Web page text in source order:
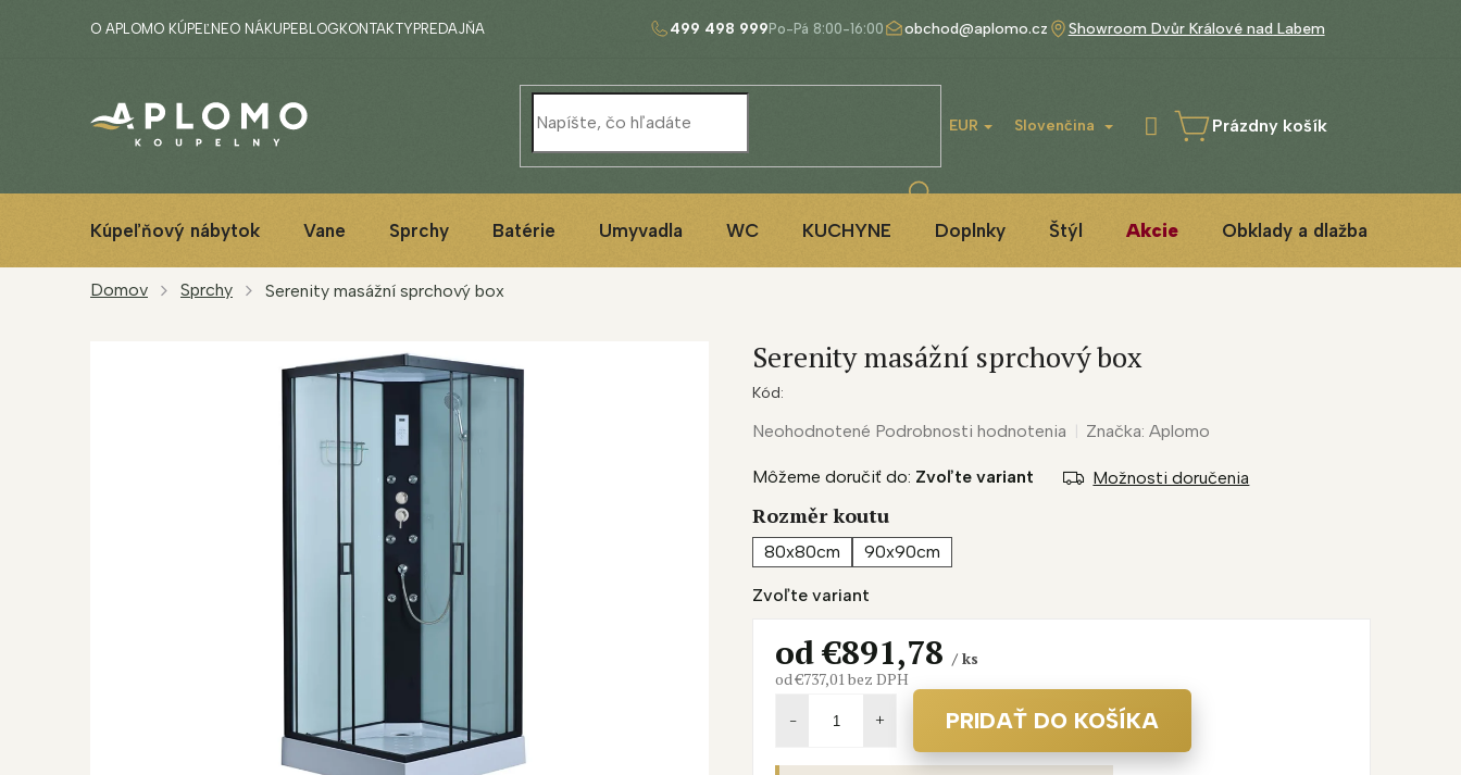
499 498 999 obchod@aplomo.cz Showroom Dvůr Králové nad Labem
O APLOMO KÚPEĽNEO NÁKUPE BLOG KONTAKTY PREDAJŇA
EUR Slovenčina
NÁKUPNÝ
Prázdny košík
Kúpeľňový nábytok Vane Sprchy Batérie Umyvadla WC KUCHYNE Doplnky Štýl Akcie Obklady a dlažba
Domov Sprchy Serenity masážní sprchový box
Zvoľte variant
Môžeme doručiť do: Zvoľte variant Možnosti doručenia
Rozměr koutu
80x80cm 90x90cm
Serenity masážní sprchový box
Kód:
Priemerné
produktu
0,0
5
hviezdičiek.
Neohodnotené Podrobnosti hodnotenia Značka: Aplomo
od€891,78 / ks
od€737,01bez DPH
PRIDAŤ DO KOŠÍKA